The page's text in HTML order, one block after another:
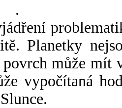
.
Planetky
může mít
vypočítaná